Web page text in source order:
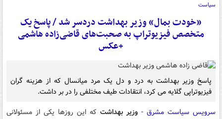
سیاست
«خودت بمال» وزیر بهداشت دردسر شد / پاسخ یک
متخصص فیزیوتراپ به صحبت‌های قاضی‌زاده هاشمی
+عکس
پاسخ وزیر بهداشت به درد و دل یک مرد میانسال که از هزینه گران
فیزیوتراپی گلایه می کرد، انتقادات طیف مختلفی را در بر داشت.
سرویس سیاست مشرق - وزیر بهداشت که این روزها یکی از مسئولانی